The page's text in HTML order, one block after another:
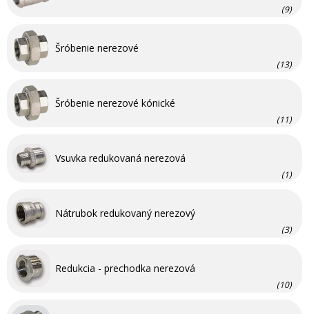
(9)
Šróbenie nerezové
(13)
Šróbenie nerezové kónické
(11)
Vsuvka redukovaná nerezová
(1)
Nátrubok redukovaný nerezový
(3)
Redukcia - prechodka nerezová
(10)